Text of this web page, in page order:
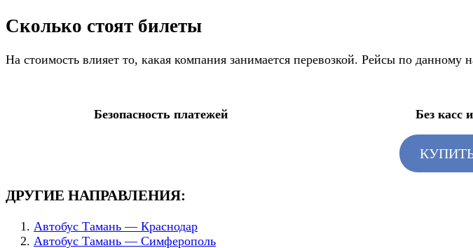
Сколько стоят билеты
На стоимость влияет то, какая компания занимается перевозкой. Рейсы по
Безопасность платежей Без касс
ДРУГИЕ НАПРАВЛЕНИЯ:
Автобус Тамань — Краснодар
Автобус Тамань — Симферополь